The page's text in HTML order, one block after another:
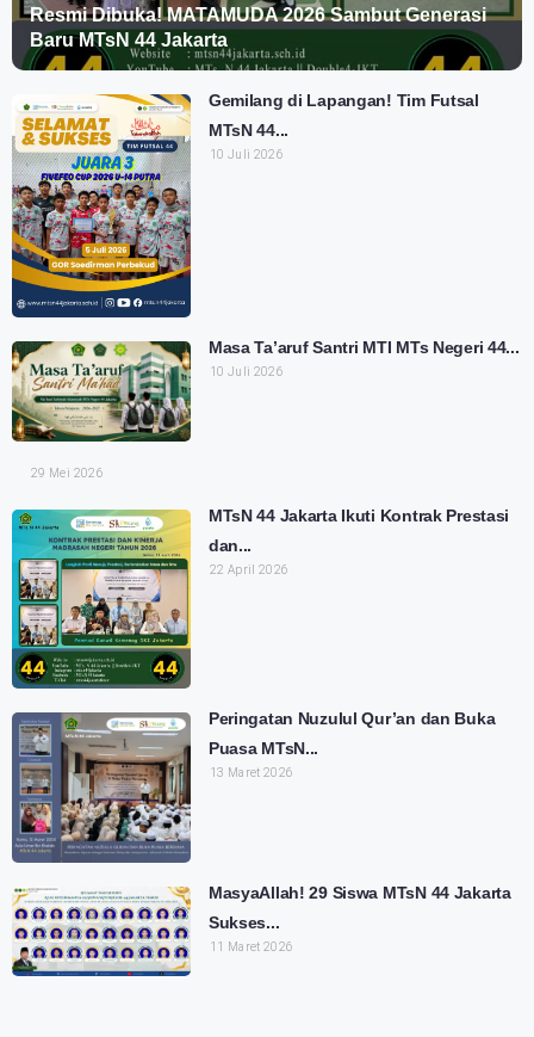
Resmi Dibuka! MATAMUDA 2026 Sambut Generasi
Baru MTsN 44 Jakarta
Gemilang di Lapangan! Tim Futsal
MTsN 44...
10 Juli 2026
Masa Ta’aruf Santri MTI MTs Negeri 44...
10 Juli 2026
29 Mei 2026
MTsN 44 Jakarta Ikuti Kontrak Prestasi
dan...
22 April 2026
Peringatan Nuzulul Qur’an dan Buka
Puasa MTsN...
13 Maret 2026
MasyaAllah! 29 Siswa MTsN 44 Jakarta
Sukses...
11 Maret 2026